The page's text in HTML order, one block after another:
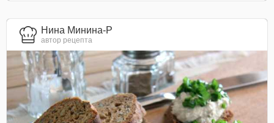
Нина Минина-Р
автор рецепта